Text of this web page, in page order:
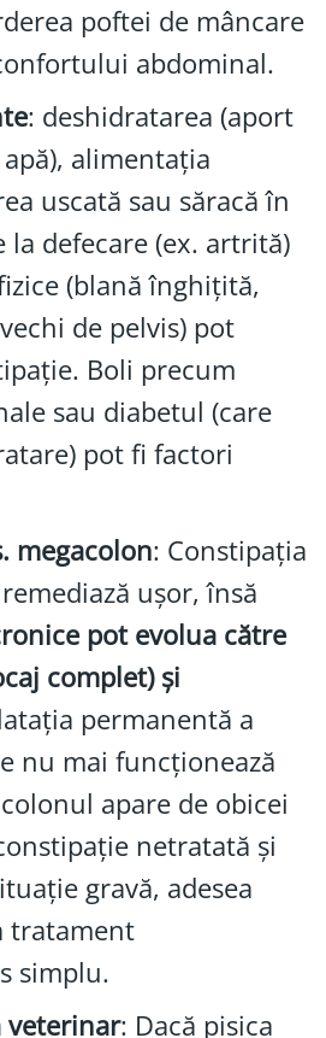
poftei de mâncare
abdominal.
: deshidratarea (aport
alimentația
uscată sau săracă în
defecare (ex. artrită)
(blană înghițită,
de pelvis) pot
Boli precum
sau diabetul (care
pot fi factori
megacolon: Constipația
ușor, însă
pot evolua către
complet) și
permanentă a
nu mai funcționează
apare de obicei
netratată și
gravă, adesea
tratament
simplu.
veterinar: Dacă pisica